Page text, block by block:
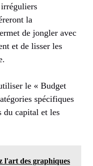
irréguliers
la
de jongler avec
et de lisser les
le « Budget
spécifiques
du capital et les
l'art des graphiques